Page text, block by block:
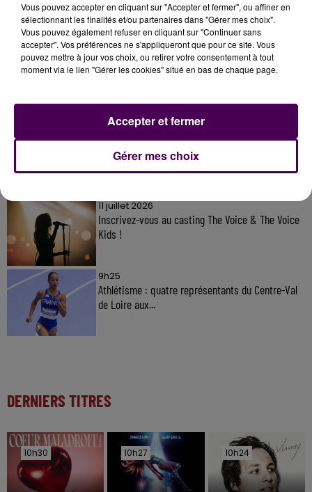
Gagnez vos pass pour le V and B Fest' 2026 !
11 juillet 2026
Inscrivez-vous au casting The Voice & The Voice
Kids !
9h25
Athlétisme : quatre représentants du Centre-Val
de Loire aux...
DERNIERS TITRES
10h30
10h30 10h27
10h27 10h24
10h24
Vous pouvez accepter en cliquant sur "Accepter et fermer", ou affiner en
sélectionnant les finalités et/ou partenaires dans "Gérer mes choix".
Vous pouvez également refuser en cliquant sur "Continuer sans
accepter". Vos préférences ne s'appliqueront que pour ce site. Vous
pouvez mettre à jour vos choix, ou retirer votre consentement à tout
moment via le lien "Gérer les cookies" situé en bas de chaque page.
Gérer mes choix
Accepter et fermer